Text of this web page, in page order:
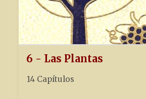
6 - Las Plantas
14 Capítulos